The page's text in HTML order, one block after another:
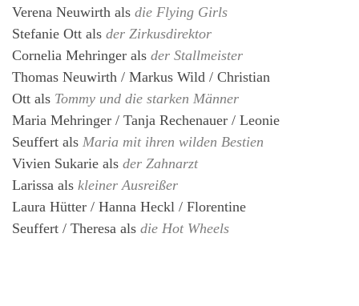
Verena Neuwirth als die Flying Girls
Stefanie Ott als der Zirkusdirektor
Cornelia Mehringer als der Stallmeister
Thomas Neuwirth / Markus Wild / Christian
Ott als Tommy und die starken Männer
Maria Mehringer / Tanja Rechenauer / Leonie
Seuffert als Maria mit ihren wilden Bestien
Vivien Sukarie als der Zahnarzt
Larissa als kleiner Ausreißer
Laura Hütter / Hanna Heckl / Florentine
Seuffert / Theresa als die Hot Wheels